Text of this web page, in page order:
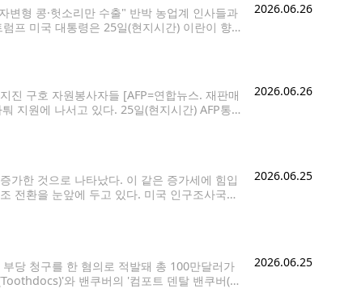
형 콩·헛소리만 수출" 반박 농업계 인사들과
프 미국 대통령은 25일(현지시간) 이란이 향
2026.06.26
진 구호 자원봉사자들 [AFP=연합뉴스. 재판매
지원에 나서고 있다. 25일(현지시간) AFP통
2026.06.26
가한 것으로 나타났다. 이 같은 증가세에 힘입
전환을 눈앞에 두고 있다. 미국 인구조사국이
2026.06.25
당 청구를 한 혐의로 적발돼 총 100만달러가
와 밴쿠버의 '컴포트 덴탈 밴쿠버(C
2026.06.25